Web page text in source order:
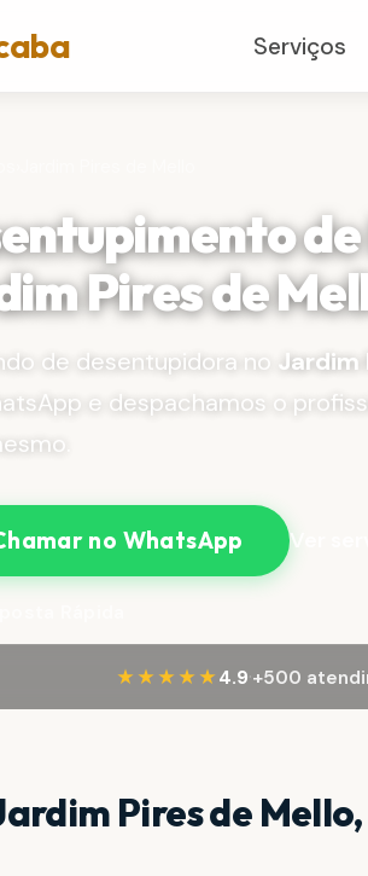
Serviços
Pires de
de desentupidora no Jardim
e despachamos o
no WhatsApp Ver
★★★★★ 4.9·+500
Pires de Mello,